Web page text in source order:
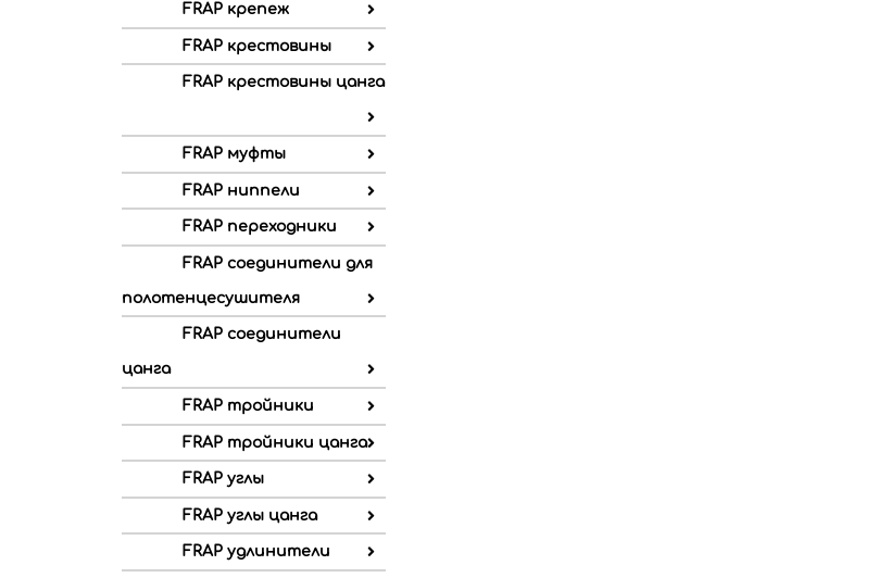
FRAP крепеж
FRAP крестовины
FRAP крестовины цанга
FRAP муфты
FRAP ниппели
FRAP переходники
FRAP соединители для
полотенцесушителя
FRAP соединители
цанга
FRAP тройники
FRAP тройники цанга
FRAP углы
FRAP углы цанга
FRAP удлинители